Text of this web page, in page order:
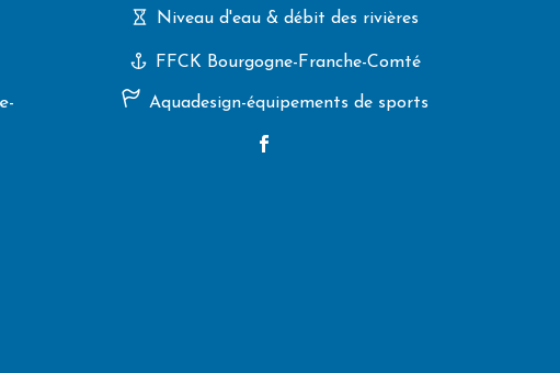
Niveau d'eau & débit des rivières
FFCK Bourgogne-Franche-Comté
Aquadesign-équipements de sports